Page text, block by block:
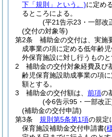
下「規則」という。)に定め
るところによる。
(平21告示23・一部改
(交付の対象等)
第2条
補助金の交付は、実施
成事業の項に定める低年齢
外保育施設に対し行うものと
2
補助金の交付対象経費及び
齢児保育施設助成事業の項
額とする。
3
補助金の交付額は、 前項の
(令6告示95・一部改
(補助金の交付申請)
第3条
規則第5条第1項の規定
保育施設補助金交付申請書(